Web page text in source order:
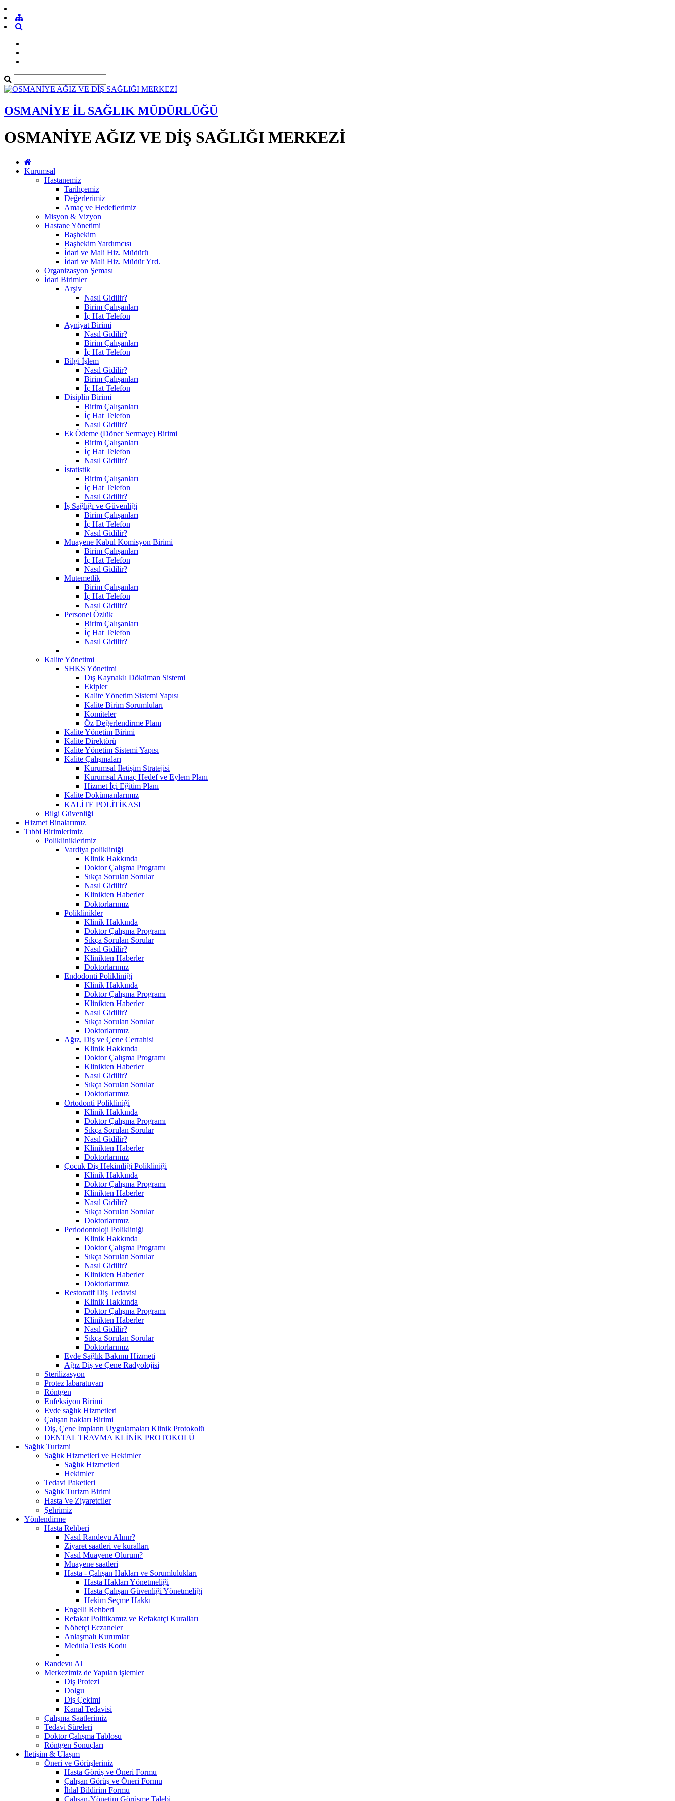
OSMANİYE İL SAĞLIK MÜDÜRLÜĞÜ
OSMANİYE AĞIZ VE DİŞ SAĞLIĞI MERKEZİ
Kurumsal
Hastanemiz
Tarihçemiz
Değerlerimiz
Amaç ve Hedeflerimiz
Misyon & Vizyon
Hastane Yönetimi
Başhekim
Başhekim Yardımcısı
İdari ve Mali Hiz. Müdürü
İdari ve Mali Hiz. Müdür Yrd.
Organizasyon Şeması
İdari Birimler
Arşiv
Nasıl Gidilir?
Birim Çalışanları
İç Hat Telefon
Ayniyat Birimi
Nasıl Gidilir?
Birim Çalışanları
İç Hat Telefon
Bilgi İşlem
Nasıl Gidilir?
Birim Çalışanları
İç Hat Telefon
Disiplin Birimi
Birim Çalışanları
İç Hat Telefon
Nasıl Gidilir?
Ek Ödeme (Döner Sermaye) Birimi
Birim Çalışanları
İç Hat Telefon
Nasıl Gidilir?
İstatistik
Birim Çalışanları
İç Hat Telefon
Nasıl Gidilir?
İş Sağlığı ve Güvenliği
Birim Çalışanları
İç Hat Telefon
Nasıl Gidilir?
Muayene Kabul Komisyon Birimi
Birim Çalışanları
İç Hat Telefon
Nasıl Gidilir?
Mutemetlik
Birim Çalışanları
İç Hat Telefon
Nasıl Gidilir?
Personel Özlük
Birim Çalışanları
İç Hat Telefon
Nasıl Gidilir?
Kalite Yönetimi
SHKS Yönetimi
Dış Kaynaklı Döküman Sistemi
Ekipler
Kalite Yönetim Sistemi Yapısı
Kalite Birim Sorumluları
Komiteler
Öz Değerlendirme Planı
Kalite Yönetim Birimi
Kalite Direktörü
Kalite Yönetim Sistemi Yapısı
Kalite Çalışmaları
Kurumsal İletişim Stratejisi
Kurumsal Amaç Hedef ve Eylem Planı
Hizmet İçi Eğitim Planı
Kalite Dokümanlarımız
KALİTE POLİTİKASI
Bilgi Güvenliği
Hizmet Binalarımız
Tıbbi Birimlerimiz
Polikliniklerimiz
Vardiya polikliniği
Klinik Hakkında
Doktor Çalışma Programı
Sıkça Sorulan Sorular
Nasıl Gidilir?
Klinikten Haberler
Doktorlarımız
Poliklinikler
Klinik Hakkında
Doktor Çalışma Programı
Sıkça Sorulan Sorular
Nasıl Gidilir?
Klinikten Haberler
Doktorlarımız
Endodonti Polikliniği
Klinik Hakkında
Doktor Çalışma Programı
Klinikten Haberler
Nasıl Gidilir?
Sıkça Sorulan Sorular
Doktorlarımız
Ağız, Diş ve Çene Cerrahisi
Klinik Hakkında
Doktor Çalışma Programı
Klinikten Haberler
Nasıl Gidilir?
Sıkça Sorulan Sorular
Doktorlarımız
Ortodonti Polikliniği
Klinik Hakkında
Doktor Çalışma Programı
Sıkça Sorulan Sorular
Nasıl Gidilir?
Klinikten Haberler
Doktorlarımız
Çocuk Diş Hekimliği Polikliniği
Klinik Hakkında
Doktor Çalışma Programı
Klinikten Haberler
Nasıl Gidilir?
Sıkça Sorulan Sorular
Doktorlarımız
Periodontoloji Polikliniği
Klinik Hakkında
Doktor Çalışma Programı
Sıkça Sorulan Sorular
Nasıl Gidilir?
Klinikten Haberler
Doktorlarımız
Restoratif Diş Tedavisi
Klinik Hakkında
Doktor Çalışma Programı
Klinikten Haberler
Nasıl Gidilir?
Sıkça Sorulan Sorular
Doktorlarımız
Evde Sağlık Bakımı Hizmeti
Ağız Diş ve Çene Radyolojisi
Sterilizasyon
Protez labaratuvarı
Röntgen
Enfeksiyon Birimi
Evde sağlık Hizmetleri
Çalışan hakları Birimi
Diş, Çene İmplantı Uygulamaları Klinik Protokolü
DENTAL TRAVMA KLİNİK PROTOKOLÜ
Sağlık Turizmi
Sağlık Hizmetleri ve Hekimler
Sağlık Hizmetleri
Hekimler
Tedavi Paketleri
Sağlık Turizm Birimi
Hasta Ve Ziyaretciler
Şehrimiz
Yönlendirme
Hasta Rehberi
Nasıl Randevu Alınır?
Ziyaret saatleri ve kuralları
Nasıl Muayene Olurum?
Muayene saatleri
Hasta - Çalışan Hakları ve Sorumlulukları
Hasta Hakları Yönetmeliği
Hasta Çalışan Güvenliği Yönetmeliği
Hekim Seçme Hakkı
Engelli Rehberi
Refakat Politikamız ve Refakatçi Kuralları
Nöbetçi Eczaneler
Anlaşmalı Kurumlar
Medula Tesis Kodu
Randevu Al
Merkezimiz de Yapılan işlemler
Diş Protezi
Dolgu
Diş Çekimi
Kanal Tedavisi
Çalışma Saatlerimiz
Tedavi Süreleri
Doktor Çalışma Tablosu
Röntgen Sonuçları
İletişim & Ulaşım
Öneri ve Görüşleriniz
Hasta Görüş ve Öneri Formu
Çalışan Görüş ve Öneri Formu
İhlal Bildirim Formu
Çalışan-Yönetim Görüşme Talebi